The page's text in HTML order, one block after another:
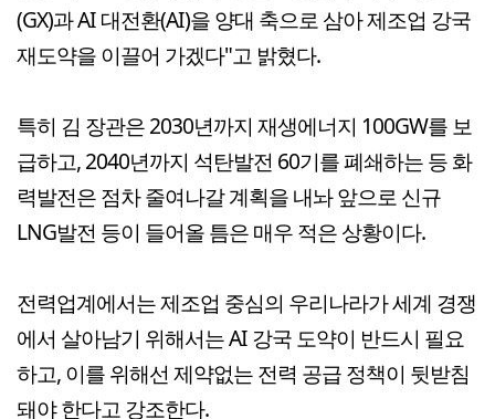
(GX)과 AI 대전환(AI)을 양대 축으로 삼아 제조업 강국
재도약을 이끌어 가겠다"고 밝혔다.
특히 김 장관은 2030년까지 재생에너지 100GW를 보
급하고, 2040년까지 석탄발전 60기를 폐쇄하는 등 화
력발전은 점차 줄여나갈 계획을 내놔 앞으로 신규
LNG발전 등이 들어올 틈은 매우 적은 상황이다.
전력업계에서는 제조업 중심의 우리나라가 세계 경쟁
에서 살아남기 위해서는 AI 강국 도약이 반드시 필요
하고, 이를 위해선 제약없는 전력 공급 정책이 뒷받침
돼야 한다고 강조한다.